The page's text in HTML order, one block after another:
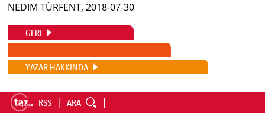
NEDIM TÜRFENT, 2018-07-30
GERI
YAZAR HAKKINDA
RSS ARA